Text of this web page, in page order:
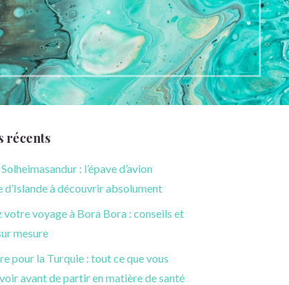
récents
: l’épave d’avion
d’Islande à découvrir absolument
votre voyage à Bora Bora : conseils et
mesure
pour la Turquie : tout ce que vous
avant de partir en matière de santé